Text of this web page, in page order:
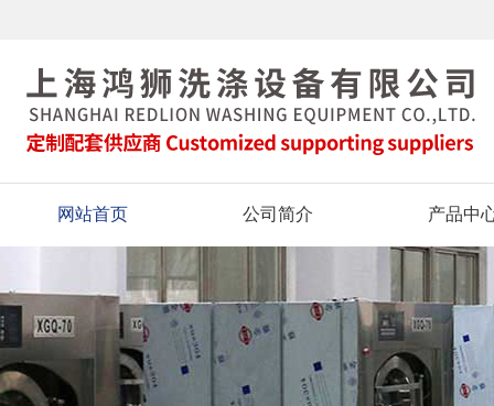
网站首页 公司简介 产品中